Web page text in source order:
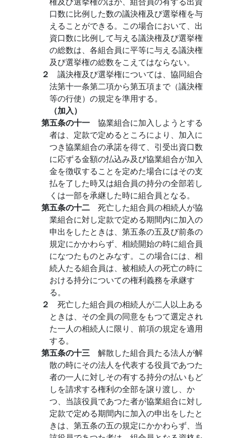
口数に比例した数の議決権及び選挙権を与
えることができる。この場合において、出
資口数に比例して与える議決権及び選挙権
の総数は、各組合員に平等に与える議決権
及び選挙権の総数をこえてはならない。
２ 議決権及び選挙権については、協同組合
法第十一条第二項から第五項まで（議決権
等の行使）の規定を準用する。
（加入）
第五条の十一 協業組合に加入しようとする
者は、定款で定めるところにより、加入に
つき協業組合の承諾を得て、引受出資口数
に応ずる金額の払込み及び協業組合が加入
金を徴収することを定めた場合にはその支
払を了した時又は組合員の持分の全部若し
くは一部を承継した時に組合員となる。
第五条の十二 死亡した組合員の相続人が協
業組合に対し定款で定める期間内に加入の
申出をしたときは、第五条の五及び前条の
規定にかかわらず、相続開始の時に組合員
になつたものとみなす。この場合には、相
続人たる組合員は、被相続人の死亡の時に
おける持分についての権利義務を承継す
る。
２ 死亡した組合員の相続人が二人以上ある
ときは、その全員の同意をもつて選定され
た一人の相続人に限り、前項の規定を適用
する。
第五条の十三 解散した組合員たる法人が解
散の時にその法人を代表する役員であつた
者の一人に対しその有する持分の払いもど
しを請求する権利の全部を譲り渡し、か
つ、当該役員であつた者が協業組合に対し
定款で定める期間内に加入の申出をしたと
きは、第五条の五の規定にかかわらず、当